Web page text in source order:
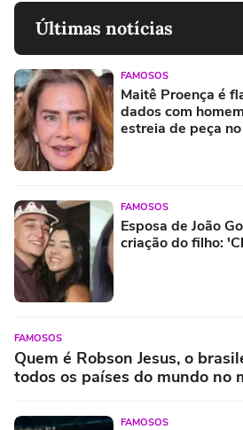
Últimas notícias
FAMOSOS
Maitê Proença é
dados com
estreia de peça
FAMOSOS
Esposa de João
criação do filho:
FAMOSOS
Quem é Robson Jesus, o
todos os países do mundo no
FAMOSOS